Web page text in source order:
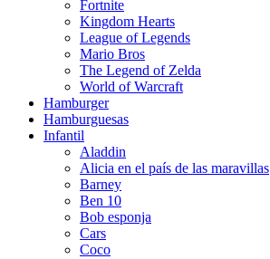
Fortnite
Kingdom Hearts
League of Legends
Mario Bros
The Legend of Zelda
World of Warcraft
Hamburger
Hamburguesas
Infantil
Aladdin
Alicia en el país de las maravillas
Barney
Ben 10
Bob esponja
Cars
Coco